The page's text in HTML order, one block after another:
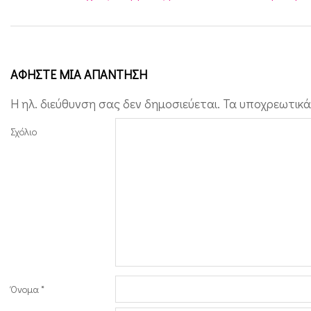
ΑΦΉΣΤΕ ΜΙΑ ΑΠΆΝΤΗΣΗ
Η ηλ. διεύθυνση σας δεν δημοσιεύεται. Τα
Σχόλιο
Όνομα*